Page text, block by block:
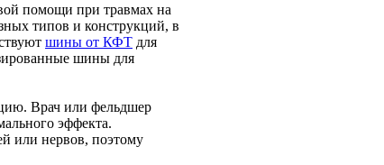
помощи при травмах на
типов и конструкций, в
шины от КФТ для
шины для
Врач или фельдшер
эффекта.
или нервов, поэтому